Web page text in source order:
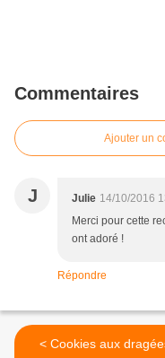
Commentaires
Ajouter un
J Julie 14/10/2016
Merci pour cette
ont adoré !
Répondre
< Cookies aux